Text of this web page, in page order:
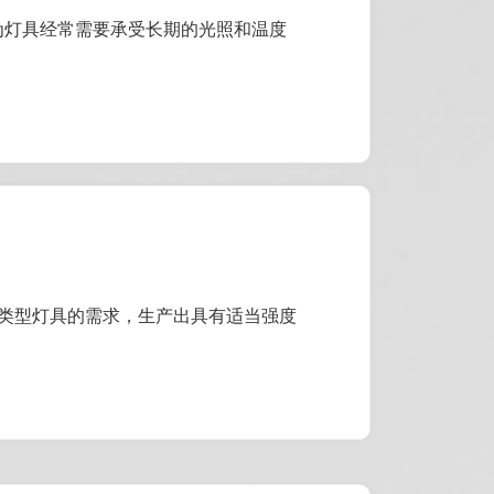
具经常需要承受长期的光照和温度
型灯具的需求，生产出具有适当强度